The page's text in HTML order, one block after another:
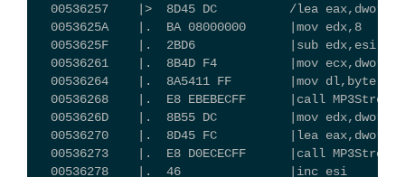
00536257    |>  8D45 DC          /lea
0053625A    |.  BA 08000000      |mov edx,8
0053625F    |.  2BD6             |sub edx,esi
00536261    |.  8B4D F4          |mov
00536264    |.  8A5411 FF        |mov dl,byte
00536268    |.  E8 EBEBECFF      |call
0053626D    |.  8B55 DC          |mov
00536270    |.  8D45 FC          |lea
00536273    |.  E8 D0ECECFF      |call
00536278    |.  46               |inc esi